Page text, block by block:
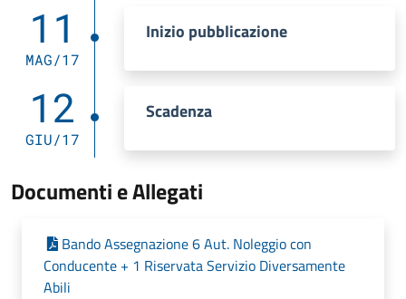
11
MAG/17
Inizio pubblicazione
12
GIU/17
Scadenza
Documenti e Allegati
Bando Assegnazione 6 Aut. Noleggio con
Conducente + 1 Riservata Servizio Diversamente
Abili